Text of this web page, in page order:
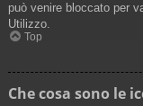
può venire bloccato per
Utilizzo.
Top
Che cosa sono le